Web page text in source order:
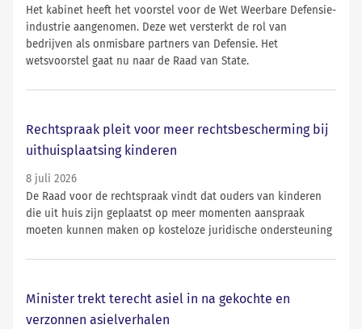
Het kabinet heeft het voorstel voor de Wet Weerbare Defensie-
industrie aangenomen. Deze wet versterkt de rol van
bedrijven als onmisbare partners van Defensie. Het
wetsvoorstel gaat nu naar de Raad van State.
Rechtspraak pleit voor meer rechtsbescherming bij
uithuisplaatsing kinderen
8 juli 2026
De Raad voor de rechtspraak vindt dat ouders van kinderen
die uit huis zijn geplaatst op meer momenten aanspraak
moeten kunnen maken op kosteloze juridische ondersteuning
Minister trekt terecht asiel in na gekochte en
verzonnen asielverhalen